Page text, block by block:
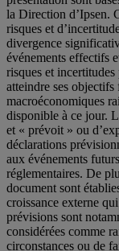
la Direction d’Ipsen.
risques et
divergence
événements effectifs
risques et
atteindre ses
macroéconomiques
disponible à ce jour.
et « prévoit » ou
déclarations
aux événements
réglementaires. De
document sont
croissance externe
prévisions sont
considérées comme
circonstances ou de